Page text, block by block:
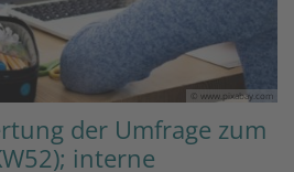
© www.pixabay.com
der Umfrage zum
interne